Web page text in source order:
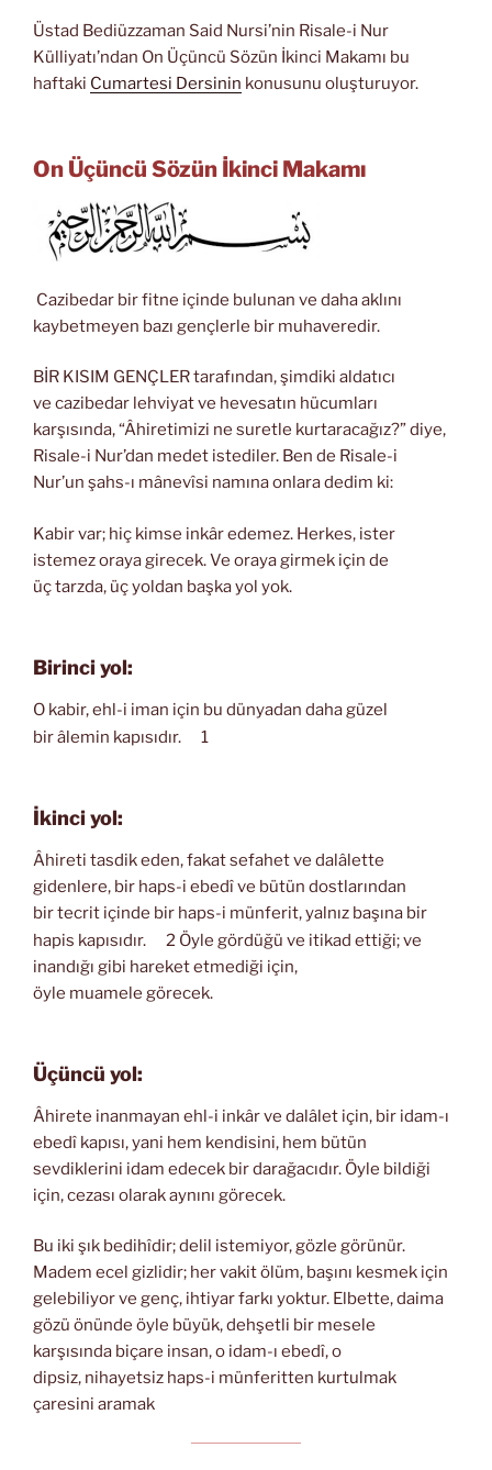
Üstad Bediüzzaman Said Nursi’nin Risale-i Nur
Külliyatı’ndan On Üçüncü Sözün İkinci Makamı bu
haftaki Cumartesi Dersinin konusunu oluşturuyor.
On Üçüncü Sözün İkinci Makamı
Cazibedar bir fitne içinde bulunan ve daha aklını
kaybetmeyen bazı gençlerle bir muhaveredir.
BİR KISIM GENÇLER tarafından, şimdiki aldatıcı
ve cazibedar lehviyat ve hevesatın hücumları
karşısında, “Âhiretimizi ne suretle kurtaracağız?” diye,
Risale-i Nur’dan medet istediler. Ben de Risale-i
Nur’un şahs-ı mânevîsi namına onlara dedim ki:
Kabir var; hiç kimse inkâr edemez. Herkes, ister
istemez oraya girecek. Ve oraya girmek için de
üç tarzda, üç yoldan başka yol yok.
Birinci yol:
O kabir, ehl-i iman için bu dünyadan daha güzel
bir âlemin kapısıdır.
1
İkinci yol:
Âhireti tasdik eden, fakat sefahet ve dalâlette
gidenlere, bir haps-i ebedî ve bütün dostlarından
bir tecrit içinde bir haps-i münferit, yalnız başına bir
hapis kapısıdır.
2 Öyle gördüğü ve itikad ettiği; ve
inandığı gibi hareket etmediği için,
öyle muamele görecek.
Üçüncü yol:
Âhirete inanmayan ehl-i inkâr ve dalâlet için, bir idam-ı
ebedî kapısı, yani hem kendisini, hem bütün
sevdiklerini idam edecek bir darağacıdır. Öyle bildiği
için, cezası olarak aynını görecek.
Bu iki şık bedihîdir; delil istemiyor, gözle görünür.
Madem ecel gizlidir; her vakit ölüm, başını kesmek için
gelebiliyor ve genç, ihtiyar farkı yoktur. Elbette, daima
gözü önünde öyle büyük, dehşetli bir mesele
karşısında biçare insan, o idam-ı ebedî, o
dipsiz, nihayetsiz haps-i münferitten kurtulmak
çaresini aramak